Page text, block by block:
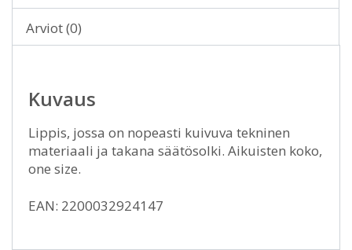
Arviot (0)
Kuvaus
Lippis, jossa on nopeasti kuivuva tekninen
materiaali ja takana säätösolki. Aikuisten koko,
one size.
EAN: 2200032924147